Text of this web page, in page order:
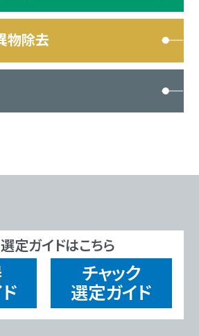
物除去
定ガイドはこちら
チャック
選定ガイド